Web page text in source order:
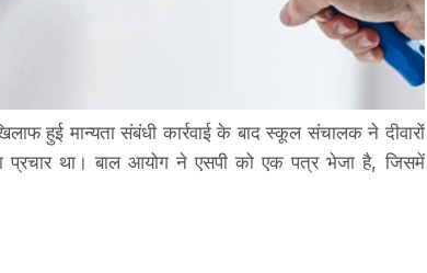
हुई मान्यता संबंधी कार्रवाई के बाद स्कूल संचालक ने दीवारों
प्रचार था। बाल आयोग ने एसपी को एक पत्र भेजा है, जिसमें